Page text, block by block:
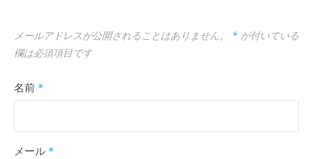
メールアドレスが公開されることはありません。 * が付いている
欄は必須項目です
名前 *
メール *